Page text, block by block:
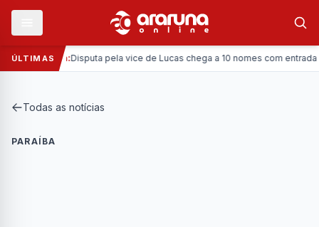
ÚLTIMAS
Política: Disputa pela vice de Lucas chega a 10 nomes com entrada
Todas as notícias
PARAÍBA